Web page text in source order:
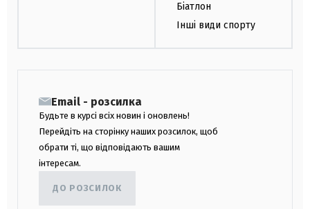
Біатлон
Інші види спорту
Email - розсилка
Будьте в курсі всіх новин і оновлень!
Перейдіть на сторінку наших розсилок, щоб
обрати ті, що відповідають вашим
інтересам.
ДО РОЗСИЛОК